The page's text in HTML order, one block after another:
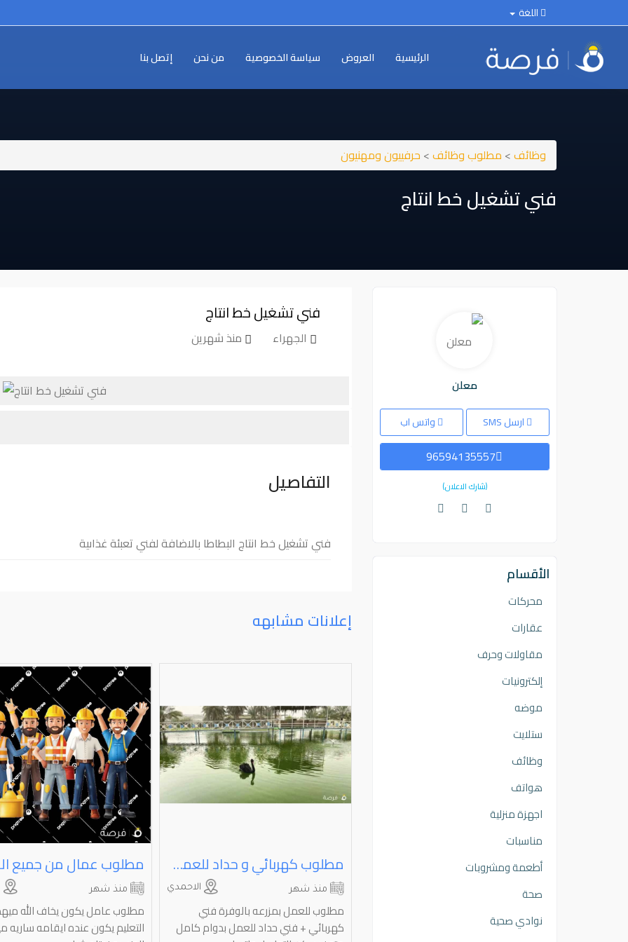
اللغة
الرئيسية العروض سياسة الخصوصية من نحن إتصل بنا
وظائف> مطلوب وظائف> حرفييون ومهنيون
فني تشغيل خط انتاج
فني تشغيل خط انتاج
الجهراء منذ شهرين
التفاصيل
فني تشغيل خط انتاج البطاطا بالاضافة لفني تعبئة غذاىية
إعلانات مشابهه
مطلوب للتوظيف الفوري
منذ 4 أشهر
وعقارات تجاريه ومزرعه بالصليبيه الوظائف
مطلوب كهربائي و حداد للعمل بمزرعه بالوفرة للتواصل واتساب
الاحمدي منذ شهر
مطلوب للعمل بمزرعه بالوفرة فني
كهربائي + فني حداد للعمل بدوام كامل
منذ شهر
مطلوب عامل يكون يخاف الله
التعليم يكون عنده ايقامه ساريه
معلن
ارسل SMS واتس اب
96594135557
(شارك الاعلان)
الأقسام
محركات
عقارات
مقاولات وحرف
إلكترونيات
موضه
ستلايت
وظائف
هواتف
اجهزة منزلية
مناسبات
أطعمة ومشروبات
صحة
نوادي صحية